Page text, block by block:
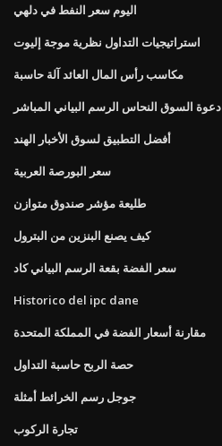
اليوم سعر النفط في دلهي
استراتيجيات التداول نظرية موجة إليوت
مكاسب رأس المال العائد آلة حاسبة
دعوة السوق النحاس الرسم البياني المباشر
أفضل التطبيق لسوق الأخبار الهند
سعر البورصة العربية
طليعة مؤشر صندوق متوازن
كيف يصنع البنزين من البترول
سعر الفضة بقعة الرسم البياني كاد
Historico del ipc dane
مقارنة أسعار الفضة في المملكة المتحدة
حصة الربح حاسبة التداول
جوجل رسم الخرائط أمثلة
تجارة الركوب